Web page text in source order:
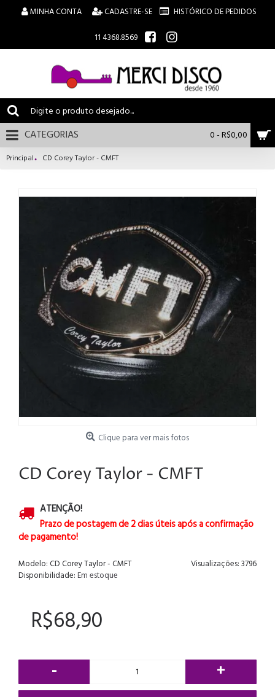
MINHA CONTA CADASTRE-SE
HISTÓRICO DE PEDIDOS
11 4368.8569
0 - R$0,00
CATEGORIAS
Principal CD Corey Taylor - CMFT
Clique para ver mais fotos
CD Corey Taylor - CMFT
ATENÇÃO!
Prazo de postagem de 2 dias úteis após a confirmação
de pagamento!
Visualizações: 3796
Modelo: CD Corey Taylor - CMFT
Disponibilidade:Em estoque
R$68,90
- +